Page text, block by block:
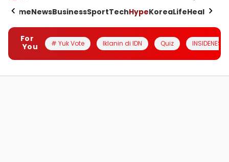
HomeNewsBusinessSportTechHypeKoreaLifeHealth
For
You
# Yuk Vote Iklanin di IDN Quiz INSIDENESIA